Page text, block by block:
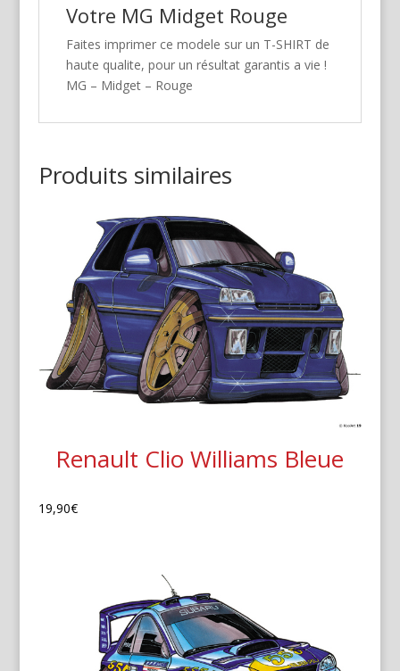
Votre MG Midget Rouge
Faites imprimer ce modele sur un T-SHIRT de
haute qualite, pour un résultat garantis a vie !
MG – Midget – Rouge
Produits similaires
Renault Clio Williams Bleue
19,90€